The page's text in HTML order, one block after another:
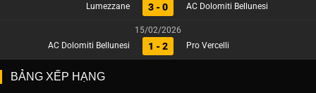
Lumezzane
3 - 0 AC Dolomiti Bellunesi
15/02/2026
AC Dolomiti Bellunesi
1 - 2 Pro Vercelli
BẢNG XẾP HẠNG